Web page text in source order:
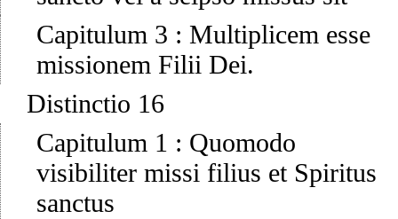
Capitulum 3 : Multiplicem esse
missionem Filii Dei.
Distinctio 16
Capitulum 1 : Quomodo
visibiliter missi filius et Spiritus
sanctus